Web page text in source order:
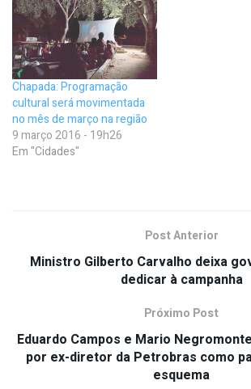
Chapada: Programação
cultural será movimentada
no mês de março na região
9 março 2016 - 19h26
Em "Cidades"
Post Anterior
Ministro Gilberto Carvalho deixa
dedicar à campanha
Próximo Post
Eduardo Campos e Mario
por ex-diretor da Petrobras como
esquema